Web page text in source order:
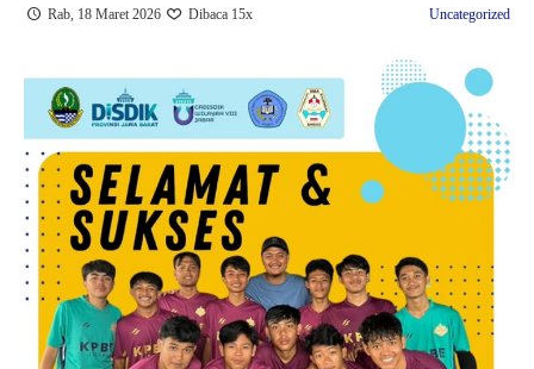
Rab, 18 Maret 2026 Dibaca 15x Uncategorized